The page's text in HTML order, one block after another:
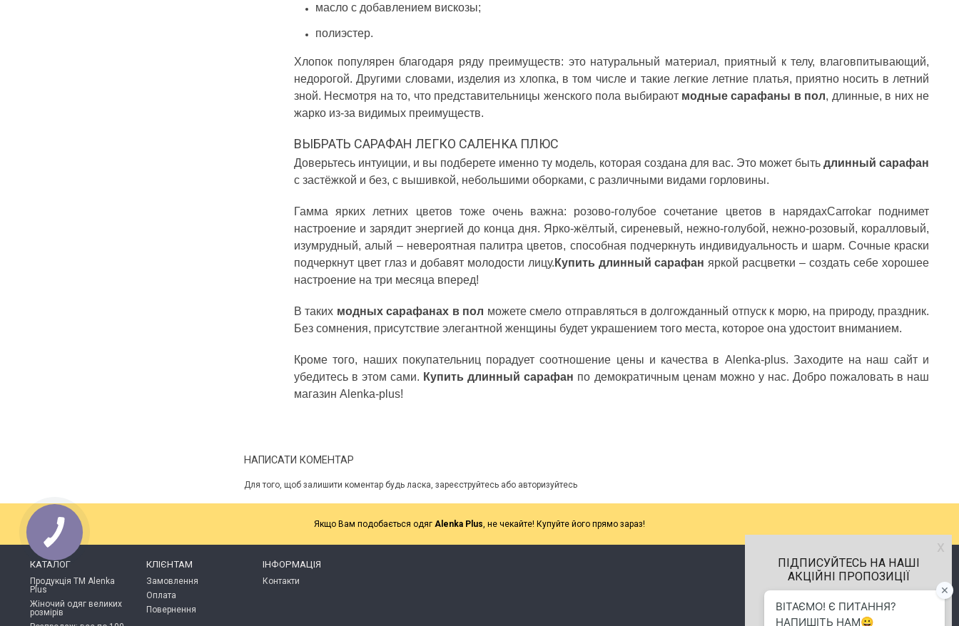
масло с добавлением вискозы;
полиэстер.
Хлопок популярен благодаря ряду преимуществ: это натуральный материал, приятный к телу, влаговпитывающий,
недорогой. Другими словами, изделия из хлопка, в том числе и такие легкие летние платья, приятно носить в летний
зной. Несмотря на то, что представительницы женского пола выбирают модные сарафаны в пол, длинные, в них не
жарко из-за видимых преимуществ.
ВЫБРАТЬ САРАФАН ЛЕГКО САЛЕНКА ПЛЮС
Доверьтесь интуиции, и вы подберете именно ту модель, которая создана для вас. Это может быть длинный сарафан
с застёжкой и без, с вышивкой, небольшими оборками, с различными видами горловины.
Гамма ярких летних цветов тоже очень важна: розово-голубое сочетание цветов в нарядахCarrokar поднимет
настроение и зарядит энергией до конца дня. Ярко-жёлтый, сиреневый, нежно-голубой, нежно-розовый, коралловый,
изумрудный, алый – невероятная палитра цветов, способная подчеркнуть индивидуальность и шарм. Сочные краски
подчеркнут цвет глаз и добавят молодости лицу. Купить длинный сарафан яркой расцветки – создать себе хорошее
настроение на три месяца вперед!
В таких модных сарафанах в пол можете смело отправляться в долгожданный отпуск к морю, на природу, праздник.
Без сомнения, присутствие элегантной женщины будет украшением того места, которое она удостоит вниманием.
Кроме того, наших покупательниц порадует соотношение цены и качества в Alenka-plus. Заходите на наш сайт и
убедитесь в этом сами. Купить длинный сарафан по демократичным ценам можно у нас. Добро пожаловать в наш
магазин Alenka-plus!
НАПИСАТИ КОМЕНТАР
Для того, щоб залишити коментар будь ласка, зареєструйтесь або авторизуйтесь
Якщо Вам подобається одяг Alenka Plus, не чекайте! Купуйте його прямо зараз!
КАТАЛОГ
Продукція ТМ Alenka
Plus
Жіночий одяг великих
розмірів
КЛІЄНТАМ
Замовлення
Оплата
Повернення
ІНФОРМАЦІЯ
Контакти
м.Хмельницький
(096) 484-01-01
х
ПІДПИСУЙТЕСЬ НА НАШІ
АКЦІЙНІ ПРОПОЗИЦІЇ